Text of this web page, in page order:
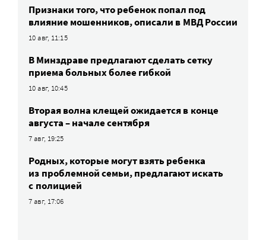
Признаки того, что ребенок попал под
влияние мошенников, описали в МВД России
10 авг, 11:15
В Минздраве предлагают сделать сетку
приема больных более гибкой
10 авг, 10:45
Вторая волна клещей ожидается в конце
августа – начале сентября
7 авг, 19:25
Родных, которые могут взять ребенка
из проблемной семьи, предлагают искать
с полицией
7 авг, 17:06